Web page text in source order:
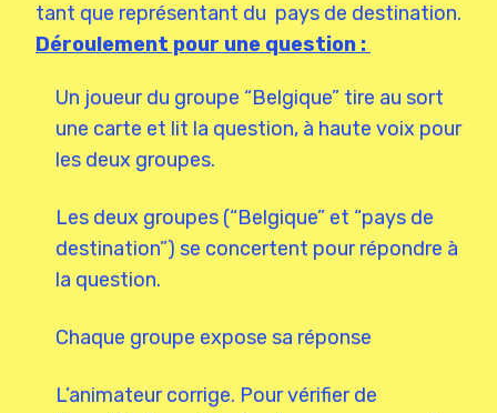
tant que représentant du pays de destination.
Déroulement pour une question :
Un joueur du groupe “Belgique” tire au sort
une carte et lit la question, à haute voix pour
les deux groupes.
Les deux groupes (“Belgique” et “pays de
destination”) se concertent pour répondre à
la question.
Chaque groupe expose sa réponse
L’animateur corrige. Pour vérifier de